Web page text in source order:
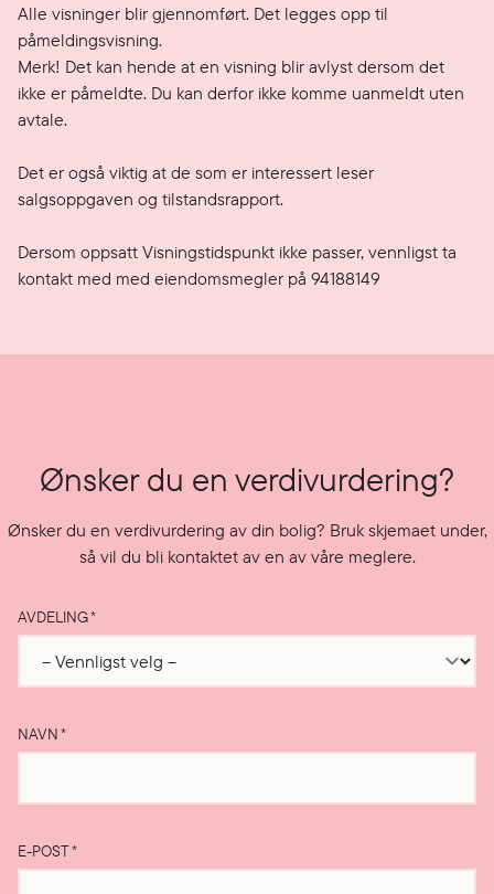
Alle visninger blir gjennomført. Det legges opp til
påmeldingsvisning.
Merk! Det kan hende at en visning blir avlyst dersom det
ikke er påmeldte. Du kan derfor ikke komme uanmeldt uten
avtale.
Det er også viktig at de som er interessert leser
salgsoppgaven og tilstandsrapport.
Dersom oppsatt Visningstidspunkt ikke passer, vennligst ta
kontakt med med eiendomsmegler på 94188149
Ønsker du en verdivurdering?
Ønsker du en verdivurdering av din bolig? Bruk skjemaet under,
så vil du bli kontaktet av en av våre meglere.
AVDELING*
NAVN*
E-POST*